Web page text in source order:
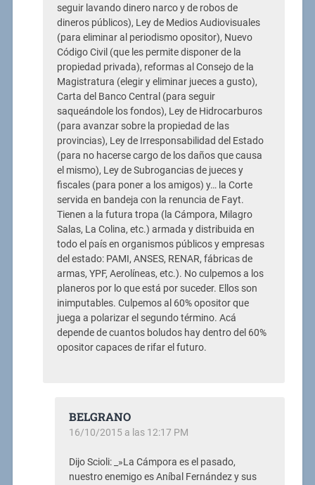
seguir lavando dinero narco y de robos de
dineros públicos), Ley de Medios Audiovisuales
(para eliminar al periodismo opositor), Nuevo
Código Civil (que les permite disponer de la
propiedad privada), reformas al Consejo de la
Magistratura (elegir y eliminar jueces a gusto),
Carta del Banco Central (para seguir
saqueándole los fondos), Ley de Hidrocarburos
(para avanzar sobre la propiedad de las
provincias), Ley de Irresponsabilidad del Estado
(para no hacerse cargo de los daños que causa
el mismo), Ley de Subrogancias de jueces y
fiscales (para poner a los amigos) y… la Corte
servida en bandeja con la renuncia de Fayt.
Tienen a la futura tropa (la Cámpora, Milagro
Salas, La Colina, etc.) armada y distribuida en
todo el país en organismos públicos y empresas
del estado: PAMI, ANSES, RENAR, fábricas de
armas, YPF, Aerolíneas, etc.). No culpemos a los
planeros por lo que está por suceder. Ellos son
inimputables. Culpemos al 60% opositor que
juega a polarizar el segundo término. Acá
depende de cuantos boludos hay dentro del 60%
opositor capaces de rifar el futuro.
BELGRANO
16/10/2015 a las 12:17 PM
Dijo Scioli: _»La Cámpora es el pasado,
nuestro enemigo es Aníbal Fernández y sus